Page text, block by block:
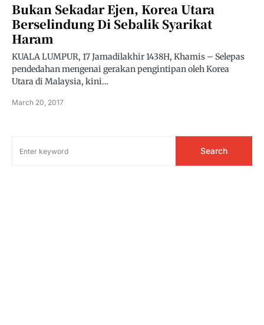
Bukan Sekadar Ejen, Korea Utara
Berselindung Di Sebalik Syarikat
Haram
KUALA LUMPUR, 17 Jamadilakhir 1438H, Khamis – Selepas
pendedahan mengenai gerakan pengintipan oleh Korea
Utara di Malaysia, kini…
March 20, 2017
Search